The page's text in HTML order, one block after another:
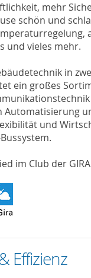
mehr
schön und
und vieles mehr.
in
ein großes
Automatisierung
und
im Club der
Effizienz